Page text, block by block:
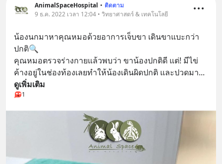
AnimalSpaceHospital • ติดตาม
9 ธ.ค. 2022 เวลา 12:04 • วิทยาศาสตร์ & เทคโนโลยี
น้องนกมาหาคุณหมอด้วยอาการเจ็บขา เดินขาแบะกว่า
ปกติ🔍
คุณหมอตรวจร่างกายแล้วพบว่า ขาน้องปกติดี แต่! มีไข่
ค้างอยู่ในช่องท้องเลยทำให้น้องเดินผิดปกติ และปวดมา...
ดูเพิ่มเติม
1